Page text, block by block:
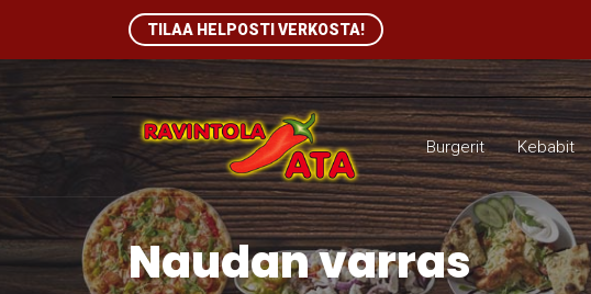
TILAA HELPOSTI VERKOSTA!
Burgerit Kebabit
Naudan varras